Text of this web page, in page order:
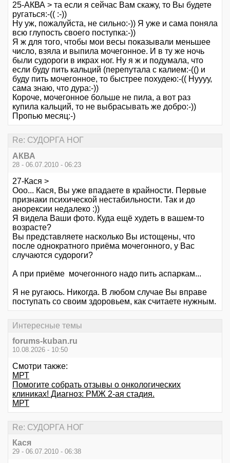
25-АКВА > та если я сейчас Вам скажу, то Вы будете
ругаться:-(( :-))
Ну уж, пожалуйста, не сильно:-)) Я уже и сама поняла
всю глупость своего поступка:-))
Я ж для того, чтобы мои весы показывали меньшее
число, взяла и выпила мочегонное. И в ту же ночь
были судороги в икрах ног. Ну я ж и подумала, что
если буду пить кальций (перепутала с калием:-(() и
буду пить мочегонное, то быстрее похудею:-(( Нуууу,
сама знаю, что дура:-))
Короче, мочегонное больше не пила, а вот раз
купила кальций, то не выбрасывать же добро:-))
Пропью месяц:-)
Re: СУДОРГА НОГ
АКВА
28 - 06.07.2010 - 06:23
27-Кася >
Ооо... Кася, Вы уже впадаете в крайности. Первые
признаки психической нестабильности. Так и до
анорексии недалеко :))
Я видела Ваши фото. Куда ещё худеть в вашем-то
возрасте?
Вы представляете насколько Вы истощены, что
после однократного приёма мочегонного, у Вас
случаются судороги?
А при приёме мочегонного надо пить аспаркам...
Я не ругаюсь. Никогда. В любом случае Вы вправе
поступать со своим здоровьем, как считаете нужным.
Интересные темы
forums-kuban.ru
10.08.2026 - 10:50
Смотри также:
МРТ
Помогите собрать отзывы о онкологических
клиниках! Диагноз: РМЖ 2-ая стадия.
МРТ
Re: СУДОРГА НОГ
Кася
29 - 06.07.2010 - 06:38